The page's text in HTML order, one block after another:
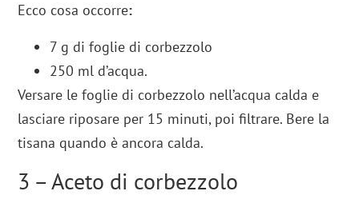
Ecco cosa occorre:
7 g di foglie di corbezzolo
250 ml d’acqua.
Versare le foglie di corbezzolo nell’acqua calda e
lasciare riposare per 15 minuti, poi filtrare. Bere la
tisana quando è ancora calda.
3 – Aceto di corbezzolo